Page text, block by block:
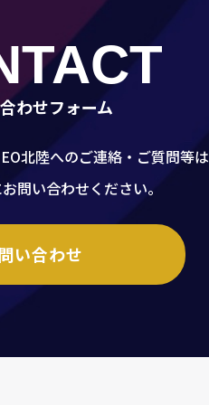
わせフォーム
北陸へのご連絡・ご質問等は
問い合わせください。
い合わせ